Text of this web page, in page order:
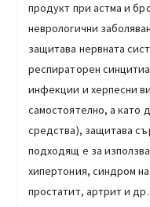
продукт при астма и
неврологични
защитава нервната
респираторен
инфекции и херпесни
самостоятелно, а като
средства), защитава
подходящ е за
хипертония, синдром
простатит, артрит и др.